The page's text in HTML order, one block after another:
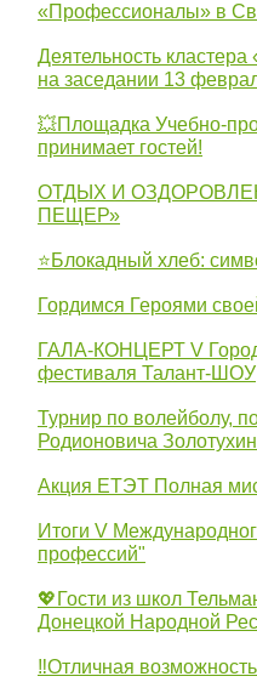
«Профессионалы» в
Деятельность
на заседании 13
💥Площадка Учебно-
принимает гостей!
ОТДЫХ И
ПЕЩЕР»
⭐Блокадный хлеб:
Гордимся Героями
ГАЛА-КОНЦЕРТ V
фестиваля Талант-ШОУ
Турнир по волейболу,
Родионовича
Акция ЕТЭТ Полная
Итоги V
профессий"
💖Гости из школ
Донецкой Народной
‼Отличная